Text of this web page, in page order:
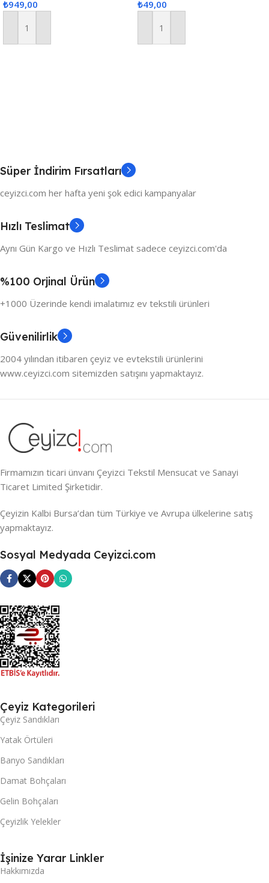
Masa Örtüsü Seti
₺949,00
Sepete Ekle
₺49,00
Sepete Ekle
Süper İndirim Fırsatları
ceyizci.com her hafta yeni şok edici kampanyalar
Hızlı Teslimat
Aynı Gün Kargo ve Hızlı Teslimat sadece ceyizci.com'da
%100 Orjinal Ürün
+1000 Üzerinde kendi imalatımız ev tekstili ürünleri
Güvenilirlik
2004 yılından itibaren çeyiz ve evtekstili ürünlerini
www.ceyizci.com sitemizden satışını yapmaktayız.
Firmamızın ticari ünvanı Çeyizci Tekstil Mensucat ve Sanayi
Ticaret Limited Şirketidir.
Çeyizin Kalbi Bursa’dan tüm Türkiye ve Avrupa ülkelerine satış
yapmaktayız.
Sosyal Medyada Ceyizci.com
Çeyiz Kategorileri
Çeyiz Sandıkları
Yatak Örtüleri
Banyo Sandıkları
Damat Bohçaları
Gelin Bohçaları
Çeyizlik Yelekler
İşinize Yarar Linkler
Hakkımızda